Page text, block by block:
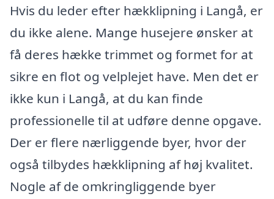
Hvis du leder efter hækklipning i Langå, er
du ikke alene. Mange husejere ønsker at
få deres hække trimmet og formet for at
sikre en flot og velplejet have. Men det er
ikke kun i Langå, at du kan finde
professionelle til at udføre denne opgave.
Der er flere nærliggende byer, hvor der
også tilbydes hækklipning af høj kvalitet.
Nogle af de omkringliggende byer